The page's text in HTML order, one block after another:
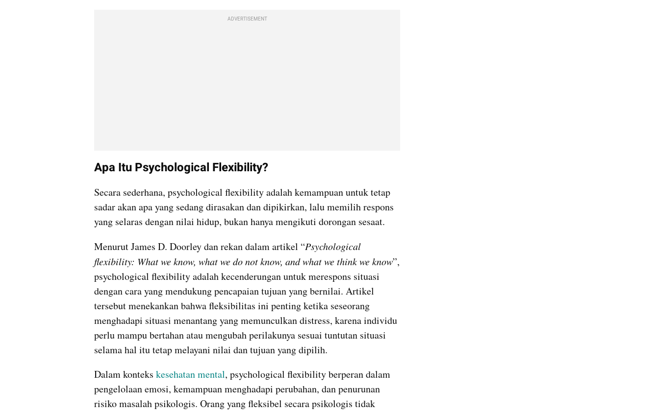
ADVERTISEMENT
Apa Itu Psychological Flexibility?
Secara sederhana, psychological flexibility adalah kemampuan untuk tetap
sadar akan apa yang sedang dirasakan dan dipikirkan, lalu memilih respons
yang selaras dengan nilai hidup, bukan hanya mengikuti dorongan sesaat.
Menurut James D. Doorley dan rekan dalam artikel “Psychological
flexibility: What we know, what we do not know, and what we think we know”,
psychological flexibility adalah kecenderungan untuk merespons situasi
dengan cara yang mendukung pencapaian tujuan yang bernilai. Artikel
tersebut menekankan bahwa fleksibilitas ini penting ketika seseorang
menghadapi situasi menantang yang memunculkan distress, karena individu
perlu mampu bertahan atau mengubah perilakunya sesuai tuntutan situasi
selama hal itu tetap melayani nilai dan tujuan yang dipilih.
Dalam konteks kesehatan mental, psychological flexibility berperan dalam
pengelolaan emosi, kemampuan menghadapi perubahan, dan penurunan
risiko masalah psikologis. Orang yang fleksibel secara psikologis tidak